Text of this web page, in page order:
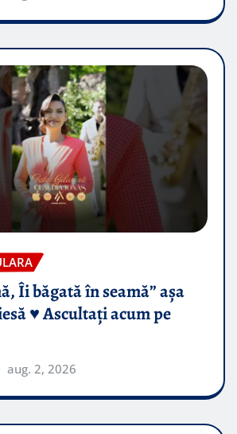
Îi băgată în seamă” așa
♥️ Ascultați acum pe
aug. 2, 2026